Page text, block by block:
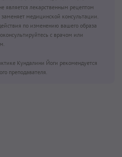
является лекарственным рецептом
медицинской консультации.
по изменению вашего образа
с врачом или
Кундалини Йоги рекомендуется
преподавателя.